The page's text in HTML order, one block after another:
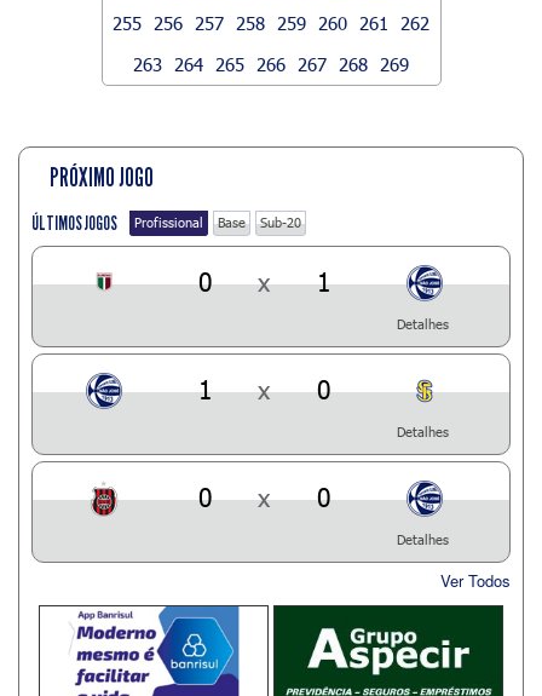
255
256 257 258 259 260 261
262
263
264 265 266 267 268 269
PRÓXIMO JOGO
ÚLTIMOS JOGOS Profissional Base Sub-20
0 x 1
Detalhes
1 x 0
Detalhes
0 x 0
Detalhes
Ver Todos